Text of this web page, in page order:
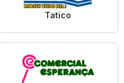
Tatico